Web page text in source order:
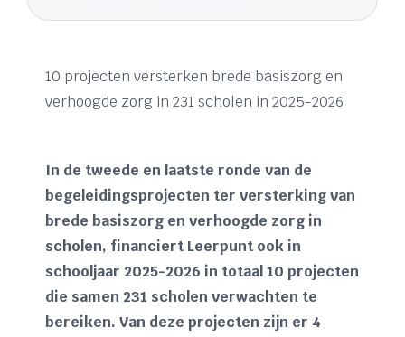
10 projecten versterken brede basiszorg en
verhoogde zorg in 231 scholen in 2025-2026
In de tweede en laatste ronde van de
begeleidingsprojecten ter versterking van
brede basiszorg en verhoogde zorg in
scholen, financiert Leerpunt ook in
schooljaar 2025-2026 in totaal 10 projecten
die samen 231 scholen verwachten te
bereiken. Van deze projecten zijn er 4